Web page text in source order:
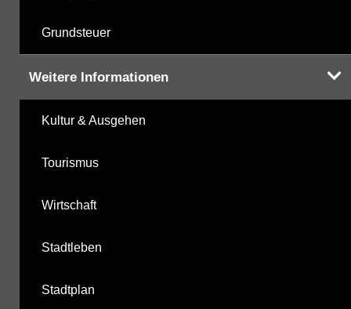
Grundsteuer
Weitere Informationen
Kultur & Ausgehen
Tourismus
Wirtschaft
Stadtleben
Stadtplan